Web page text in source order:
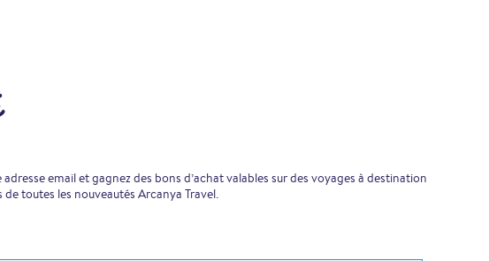
email et gagnez des bons d’achat valables sur des voyages à destination
toutes les nouveautés Arcanya Travel.